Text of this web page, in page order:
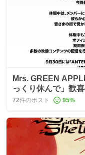
Mrs. GREEN
っくり休んで」歓
72件のポスト 95%